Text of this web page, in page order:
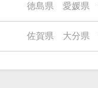
徳島県 愛媛県
佐賀県 大分県